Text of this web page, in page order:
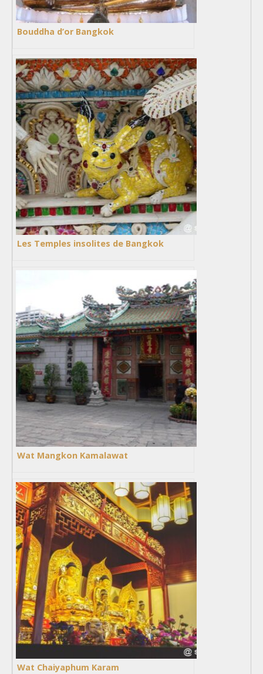
Bouddha d’or Bangkok
Les Temples insolites de Bangkok
Wat Mangkon Kamalawat
Wat Chaiyaphum Karam